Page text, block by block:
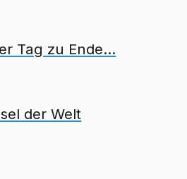
Tag zu Ende...
der Welt